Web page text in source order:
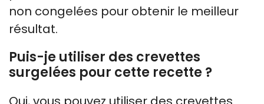
non congelées pour obtenir le meilleur
résultat.
Puis-je utiliser des crevettes
surgelées pour cette recette ?